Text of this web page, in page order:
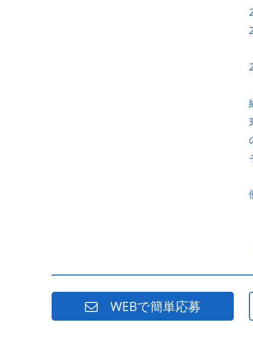
WEBで簡単応募